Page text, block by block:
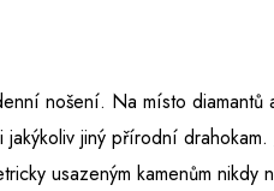
nošení. Na místo diamantů
jakýkoliv jiný přírodní drahokam.
usazeným kamenům nikdy